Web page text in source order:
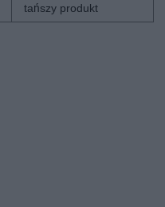
tańszy produkt